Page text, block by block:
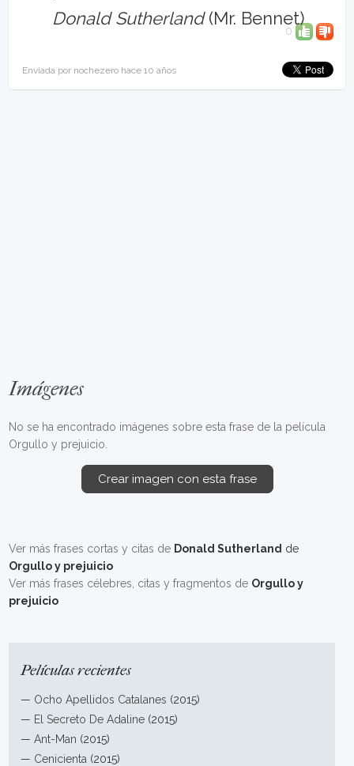
Donald Sutherland(Mr. Bennet)
0
Enviada por nochezero hace 10 años
Imágenes
No se ha encontrado imágenes sobre esta frase de la película
Orgullo y prejuicio.
Crear imagen con esta frase
Ver más frases cortas y citas de Donald Sutherland de
Orgullo y prejuicio
Ver más frases célebres, citas y fragmentos de Orgullo y
prejuicio
Películas recientes
— Ocho Apellidos Catalanes (2015)
— El Secreto De Adaline (2015)
—Ant-Man (2015)
— Cenicienta (2015)